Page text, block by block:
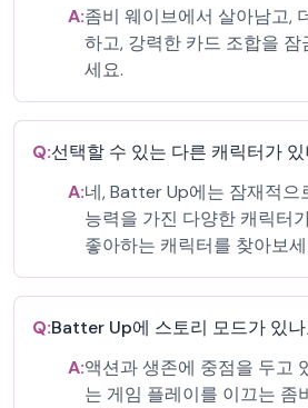
A:좀비 웨이브에서 살아남고,
하고, 강력한 카드 조합을
세요.
Q:선택할 수 있는 다른 캐릭터가
A:네, Batter Up에는 잠재적으
능력을 가진 다양한 캐릭터
좋아하는 캐릭터를 찾아보
Q:Batter Up에 스토리 모드가 있
A:액션과 생존에 중점을 두고
는 게임 플레이를 이끄는 좀